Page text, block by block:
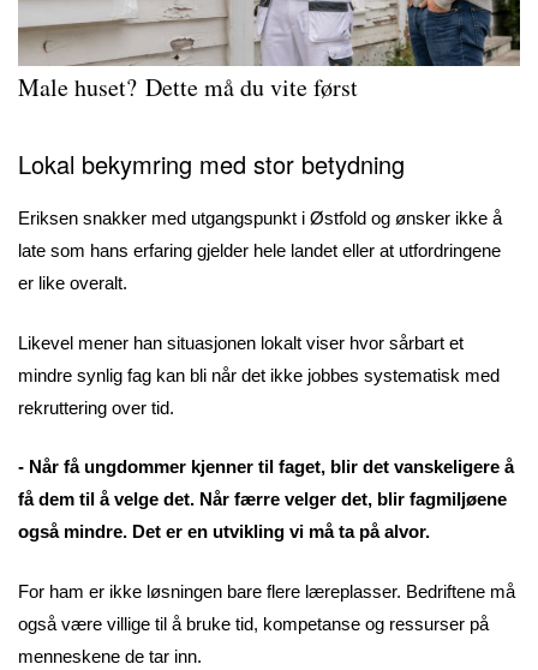
Male huset? Dette må du vite først
Lokal bekymring med stor betydning
Eriksen snakker med utgangspunkt i Østfold og ønsker ikke å
late som hans erfaring gjelder hele landet eller at utfordringene
er like overalt.
Likevel mener han situasjonen lokalt viser hvor sårbart et
mindre synlig fag kan bli når det ikke jobbes systematisk med
rekruttering over tid.
- Når få ungdommer kjenner til faget, blir det vanskeligere å
få dem til å velge det. Når færre velger det, blir fagmiljøene
også mindre. Det er en utvikling vi må ta på alvor.
For ham er ikke løsningen bare flere læreplasser. Bedriftene må
også være villige til å bruke tid, kompetanse og ressurser på
menneskene de tar inn.